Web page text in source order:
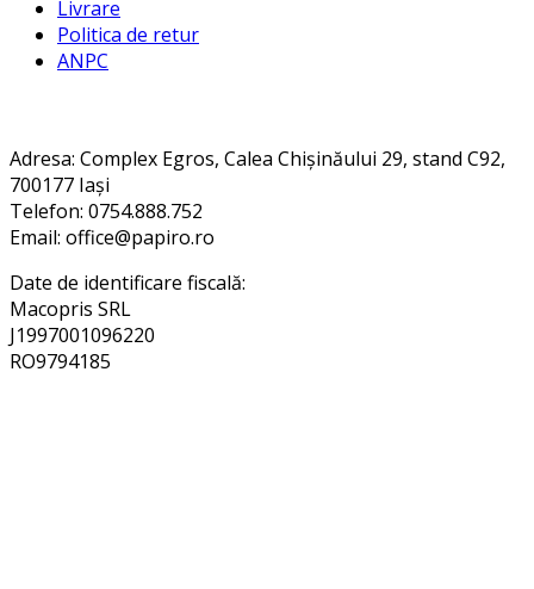
Livrare
Politica de retur
ANPC
Adresa: Complex Egros, Calea Chișinăului 29, stand C92,
700177 Iași
Telefon: 0754.888.752
Email: office@papiro.ro
Date de identificare fiscală:
Macopris SRL
J1997001096220
RO9794185